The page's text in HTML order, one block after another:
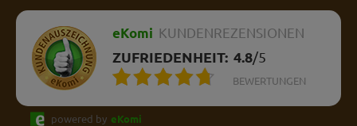
eKomi KUNDENREZENSIONEN
ZUFRIEDENHEIT: 4.8/5
BEWERTUNGEN
powered by eKomi